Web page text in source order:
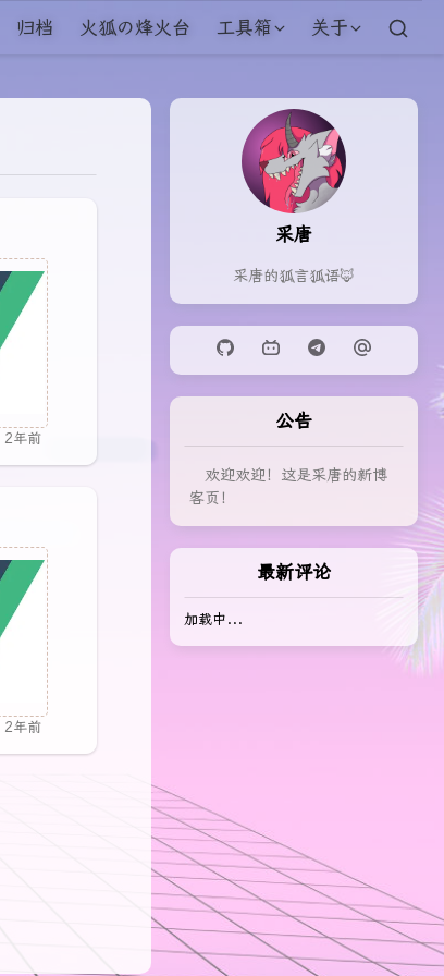
归档 火狐の烽火台 工具箱 关于
2年前
2年前
采唐
采唐的狐言狐语🦊
公告
欢迎欢迎！这是采唐的新博
客页！
最新评论
加载中...